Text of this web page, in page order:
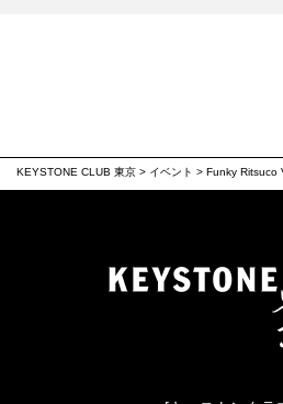
KEYSTONE CLUB 東京 > イベント > Funky Ritsuco